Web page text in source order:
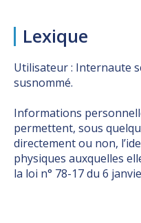
Lexique
Utilisateur : Internaute
susnommé.
Informations
permettent, sous
directement ou non,
physiques auxquelles
la loi n° 78-17 du 6